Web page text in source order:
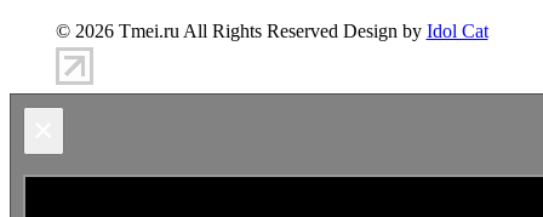
© 2026 Tmei.ru All Rights Reserved Design by Idol Cat